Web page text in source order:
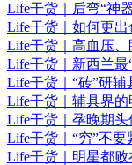
Life干货｜后弯“神
Life干货｜如何更出
Life干货｜高血压、
Life干货｜新西兰最
Life干货｜“砖”研辅
Life干货｜辅具界的
Life干货｜孕晚期头
Life干货｜“穷”不要
Life干货｜明星都败